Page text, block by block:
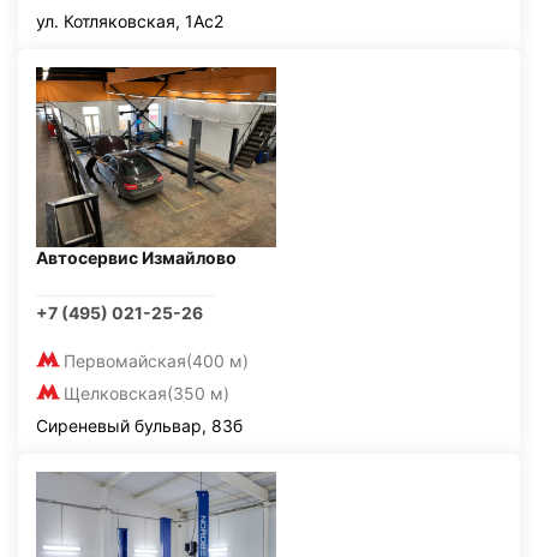
ул. Котляковская, 1Ас2
Автосервис Измайлово
+7 (495) 021-25-26
Первомайская(400 м)
Щелковская(350 м)
Сиреневый бульвар, 83б